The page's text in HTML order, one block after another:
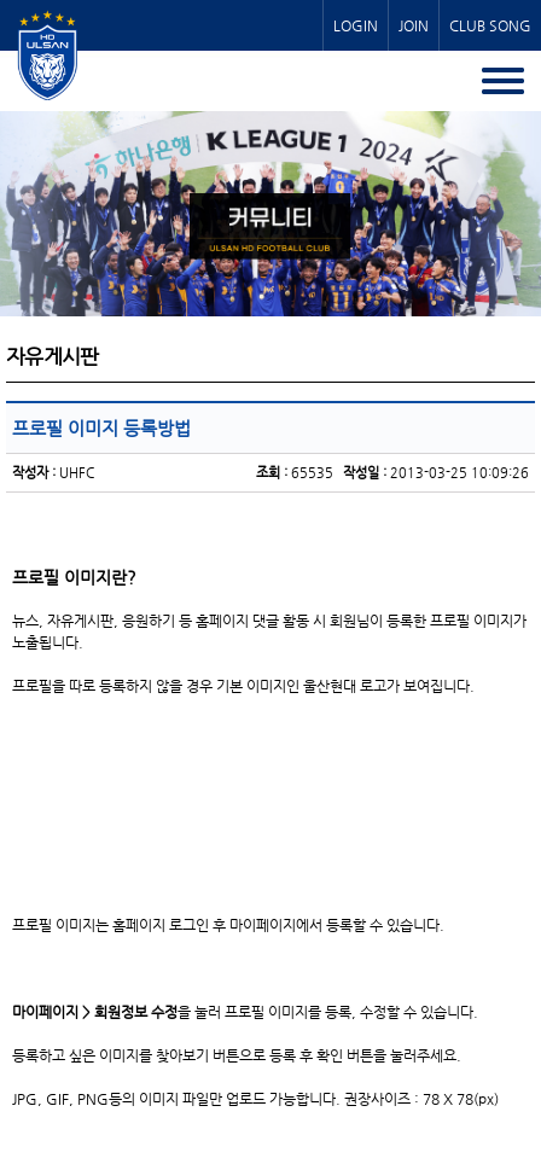
LOGIN JOIN CLUB SONG
자유게시판
프로필 이미지 등록방법
작성자 : UHFC 작성일 : 2013-03-25 10:09:26
조회 : 65535
프로필 이미지란?
뉴스, 자유게시판, 응원하기 등 홈페이지 댓글 활동 시 회원님이 등록한 프로필 이미지가
노출됩니다.
프로필을 따로 등록하지 않을 경우 기본 이미지인 울산현대 로고가 보여집니다.
프로필 이미지는 홈페이지 로그인 후 마이페이지에서 등록할 수 있습니다.
마이페이지 > 회원정보 수정을 눌러 프로필 이미지를 등록, 수정할 수 있습니다.
등록하고 싶은 이미지를 찾아보기 버튼으로 등록 후 확인 버튼을 눌러주세요.
JPG, GIF, PNG등의 이미지 파일만 업로드 가능합니다. 권장사이즈 : 78 X 78(px)